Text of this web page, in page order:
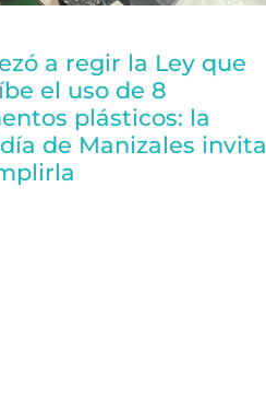
a regir la Ley que
el uso de 8
plásticos: la
de Manizales invita